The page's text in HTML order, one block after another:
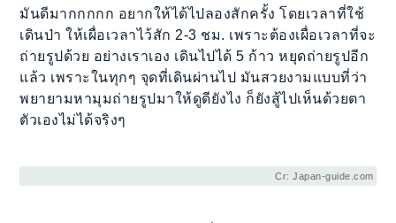
มันดีมากกกกก อยากให้ได้ไปลองสักครั้ง โดยเวลาที่ใช้
เดินป่า ให้เผื่อเวลาไว้สัก 2-3 ชม. เพราะต้องเผื่อเวลาที่จะ
ถ่ายรูปด้วย อย่างเราเอง เดินไปได้ 5 ก้าว หยุดถ่ายรูปอีก
แล้ว เพราะในทุกๆ จุดที่เดินผ่านไป มันสวยงามแบบที่ว่า
พยายามหามุมถ่ายรูปมาให้ดูดียังไง ก็ยังสู้ไปเห็นด้วยตา
ตัวเองไม่ได้จริงๆ
Cr: Japan-guide.com